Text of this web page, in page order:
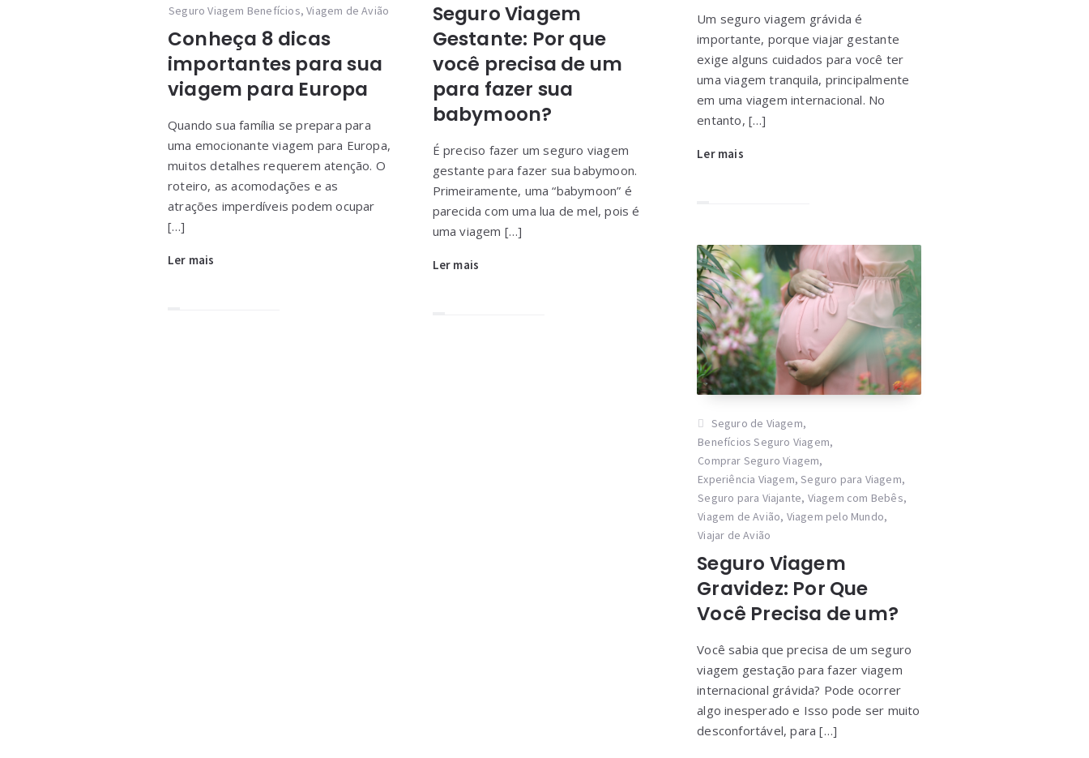
Seguro Viagem Benefícios,Viagem de Avião
Conheça 8 dicas
importantes para sua
viagem para Europa
Quando sua família se prepara para
uma emocionante viagem para Europa,
muitos detalhes requerem atenção. O
roteiro, as acomodações e as
atrações imperdíveis podem ocupar
[…]
Ler mais
Seguro Viagem
Gestante: Por que
você precisa de um
para fazer sua
babymoon?
É preciso fazer um seguro viagem
gestante para fazer sua babymoon.
Primeiramente, uma “babymoon” é
parecida com uma lua de mel, pois é
uma viagem […]
Ler mais
Um seguro viagem grávida é
importante, porque viajar gestante
exige alguns cuidados para você ter
uma viagem tranquila, principalmente
em uma viagem internacional. No
entanto, […]
Ler mais
Seguro de Viagem,
Benefícios Seguro Viagem,
Comprar Seguro Viagem,
Experiência Viagem,Seguro para Viagem,
Seguro para Viajante, Viagem com Bebês,
Viagem de Avião, Viagem pelo Mundo,
Viajar de Avião
Seguro Viagem
Gravidez: Por Que
Você Precisa de um?
Você sabia que precisa de um seguro
viagem gestação para fazer viagem
internacional grávida? Pode ocorrer
algo inesperado e Isso pode ser muito
desconfortável, para […]